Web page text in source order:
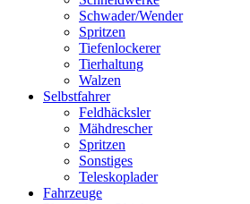
Schwader/Wender
Spritzen
Tiefenlockerer
Tierhaltung
Walzen
Selbstfahrer
Feldhäcksler
Mähdrescher
Spritzen
Sonstiges
Teleskoplader
Fahrzeuge